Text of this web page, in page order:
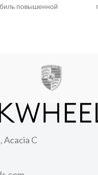
повышенной
Acacia C